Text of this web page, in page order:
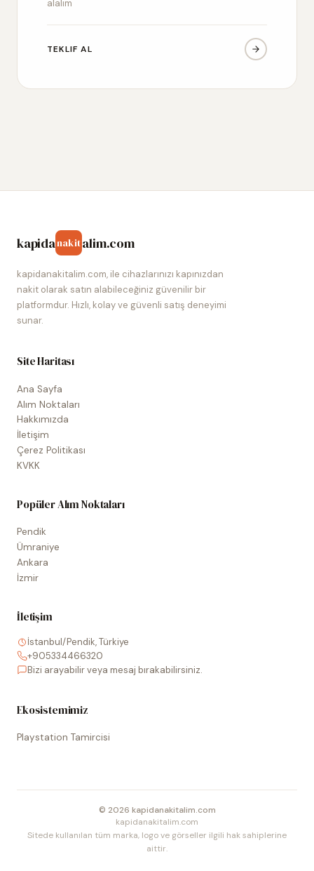
alalım
TEKLIF AL
kapidanakitalim.com
kapidanakitalim.com, ile cihazlarınızı kapınızdan
nakit olarak satın alabileceğiniz güvenilir bir
platformdur. Hızlı, kolay ve güvenli satış deneyimi
sunar.
Site Haritası
Ana Sayfa
Alım Noktaları
Hakkımızda
İletişim
Çerez Politikası
KVKK
Popüler Alım Noktaları
Pendik
Ümraniye
Ankara
İzmir
İletişim
İstanbul/Pendik, Türkiye
+905334466320
Bizi arayabilir veya mesaj bırakabilirsiniz.
Ekosistemimiz
Playstation Tamircisi
© 2026 kapidanakitalim.com
kapidanakitalim.com
Sitede kullanılan tüm marka, logo ve görseller ilgili hak sahiplerine
aittir.